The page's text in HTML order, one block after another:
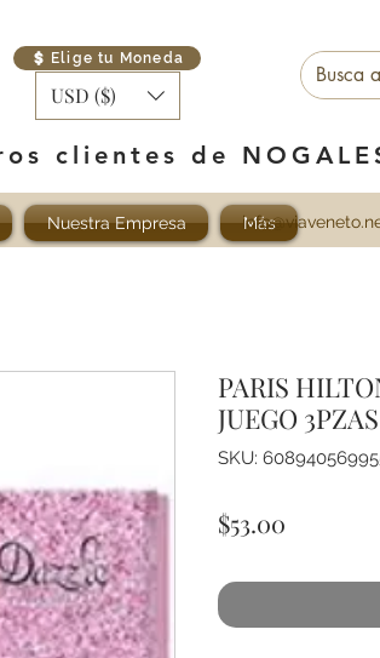
Elige tu Moneda
USD ($)
clientes de
Nuestra Empresa Más
PARIS
JUEGO
SKU:
$53.00